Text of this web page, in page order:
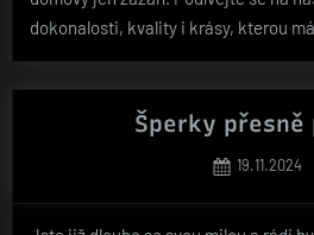
dokonalosti, kvality i krásy, kterou
Šperky přesně
Posted
19.11.2024